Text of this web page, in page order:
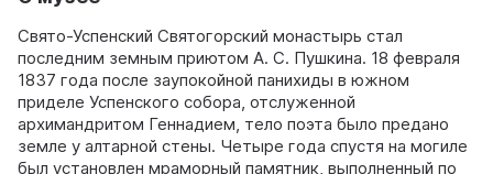
Свято-Успенский Святогорский монастырь стал
последним земным приютом А. С. Пушкина. 18 февраля
1837 года после заупокойной панихиды в южном
приделе Успенского собора, отслуженной
архимандритом Геннадием, тело поэта было предано
земле у алтарной стены. Четыре года спустя на могиле
был установлен мраморный памятник, выполненный по